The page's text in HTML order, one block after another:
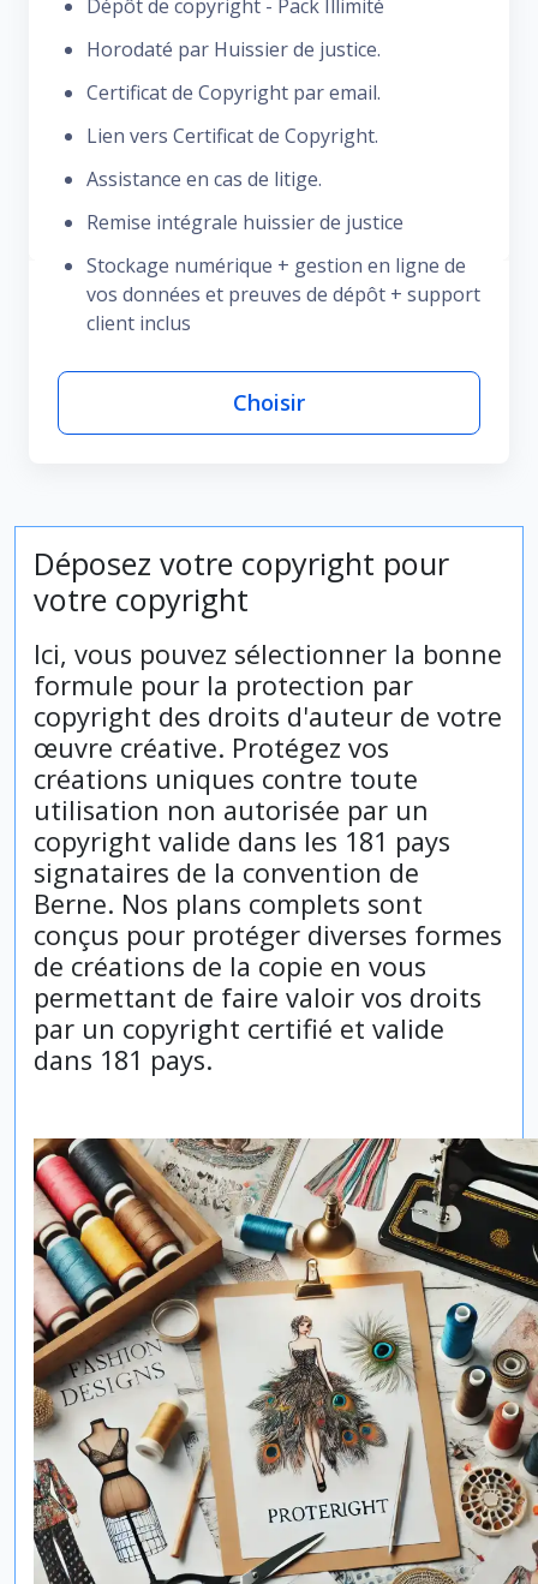
Dépôt de copyright - Pack Illimité
Horodaté par Huissier de justice.
Certificat de Copyright par email.
Lien vers Certificat de Copyright.
Assistance en cas de litige.
Remise intégrale huissier de justice
Stockage numérique + gestion en ligne de
vos données et preuves de dépôt + support
client inclus
Choisir
Déposez votre copyright pour
votre copyright
Ici, vous pouvez sélectionner la bonne
formule pour la protection par
copyright des droits d'auteur de votre
œuvre créative. Protégez vos
créations uniques contre toute
utilisation non autorisée par un
copyright valide dans les 181 pays
signataires de la convention de
Berne. Nos plans complets sont
conçus pour protéger diverses formes
de créations de la copie en vous
permettant de faire valoir vos droits
par un copyright certifié et valide
dans 181 pays.